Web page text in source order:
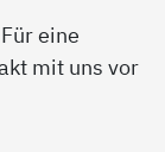
eine
mit uns vor